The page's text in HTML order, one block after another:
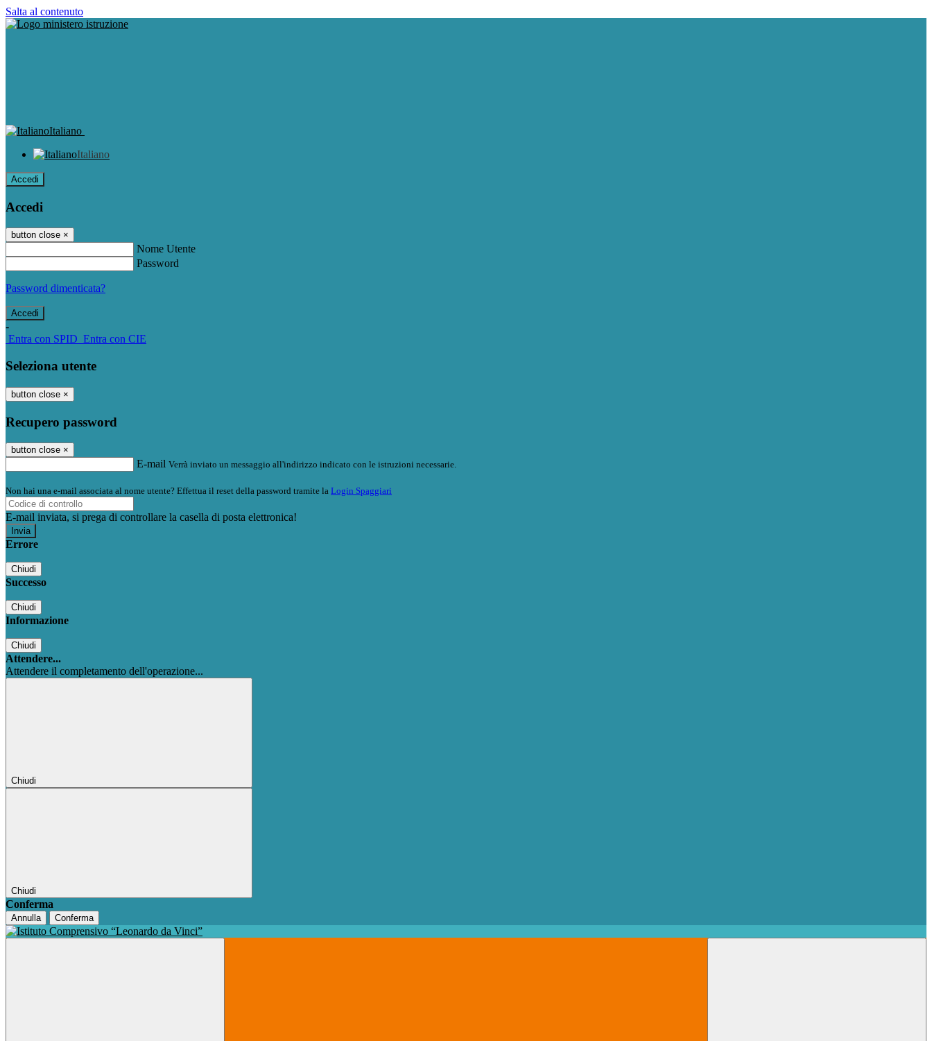
Salta al contenuto
Italiano
Italiano
Accedi
Accedi
button close ×
Nome Utente
Password
Password dimenticata?
-
Entra con SPID Entra con CIE
Seleziona utente
button close ×
Recupero password
button close ×
E-mail Verrà inviato un messaggio all'indirizzo indicato con le istruzioni necessarie.
Non hai una e-mail associata al nome utente? Effettua il reset della password tramite la Login Spaggiari
E-mail inviata, si prega di controllare la casella di posta elettronica!
Errore
Chiudi
Successo
Chiudi
Informazione
Chiudi
Attendere...
Attendere il completamento dell'operazione...
Chiudi
Chiudi
Conferma
Annulla Conferma